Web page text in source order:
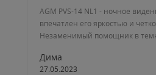
AGM PVS-14 NL1 - ночное
впечатлен его яркостью и
Незаменимый помощник в
Дима
27.05.2023